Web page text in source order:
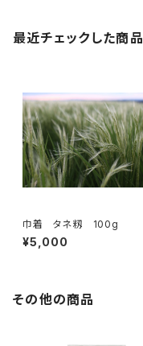
最近チェックした商品
巾着 タネ籾 100g
¥5,000
その他の商品